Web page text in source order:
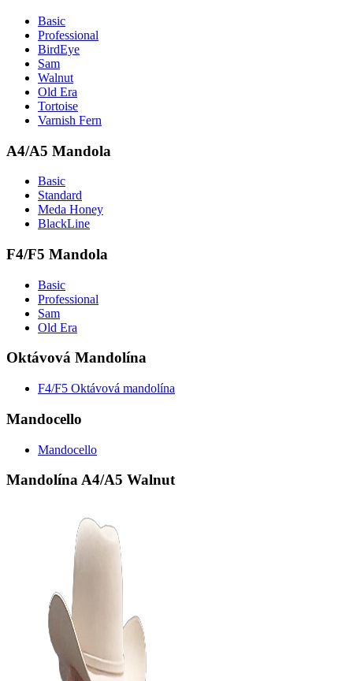
Basic
Professional
BirdEye
Sam
Walnut
Old Era
Tortoise
Varnish Fern
A4/A5 Mandola
Basic
Standard
Meda Honey
BlackLine
F4/F5 Mandola
Basic
Professional
Sam
Old Era
Oktávová Mandolína
F4/F5 Oktávová mandolína
Mandocello
Mandocello
Mandolína A4/A5 Walnut